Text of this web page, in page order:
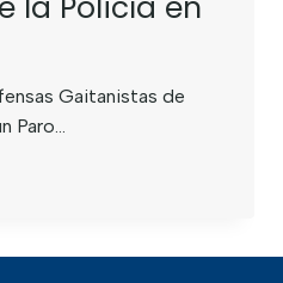
Gaitanistas de
Paro…